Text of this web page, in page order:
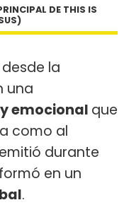
DE THIS IS
la
una
emocional que
como al
durante
en un
.